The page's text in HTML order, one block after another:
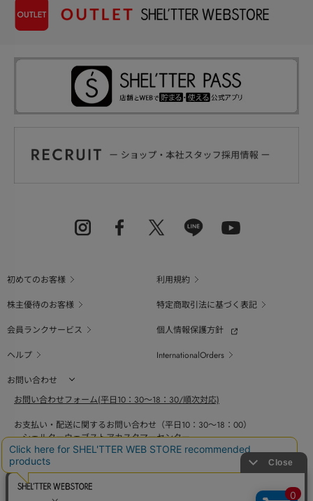
初めてのお客様
利用規約
株主優待のお客様
特定商取引法に基づく表記
会員ランクサービス
個人情報保護方針
ヘルプ
InternationalOrders
お問い合わせ
お問い合わせフォーム(平日10：30～18：30/順次対応)
お支払い・配送に関するお問い合わせ（平日10：30～18：00）
シェルターウェブストアカスタマーセンター
0800-123-6820
商品の素材、サイズ、仕様等に関するお問い合せ（平日10：30～18：00）
バロックジャパンリミテッドコールセンター
03-6730-9191